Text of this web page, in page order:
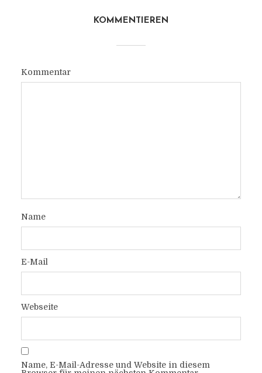
KOMMENTIEREN
Kommentar
Name
E-Mail
Webseite
Name, E-Mail-Adresse und Website in diesem